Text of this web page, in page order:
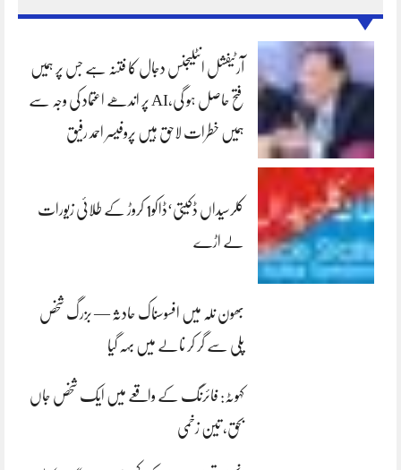
آرٹیفشل انٹلیجنس دجال کا فتنہ ہے جس پر ہمیں
فتح حاصل ہو گی،AI پر اندھے اعتماد کی وجہ سے
ہمیں خطرات لاحق ہیں پروفیسر احمد رفیق
کلرسیداں ڈکیتی‘ڈاکو1 کروڑ کے طلائی زیورات
لے اڑے
بھون نلہ میں افسوسناک حادثہ — بزرگ شخص
پلی سے گر کر نالے میں بہہ گیا
کہوٹہ: فائرنگ کے واقعے میں ایک شخص جاں
بحق، تین زخمی